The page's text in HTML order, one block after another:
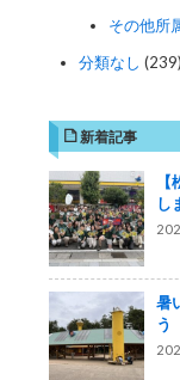
その他所
分類なし (239)
新着記事
し
暑
う